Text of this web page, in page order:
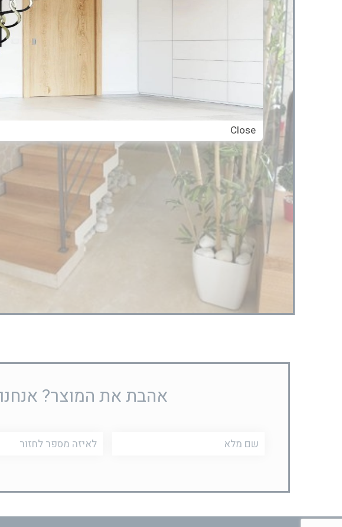
אהבת את המוצר? אנחנו
שם
טלפון
Close